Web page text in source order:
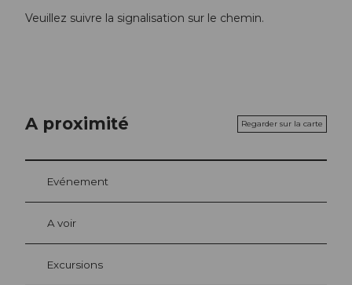
Veuillez suivre la signalisation sur le chemin.
A proximité Regarder sur la carte
Evénement
A voir
Excursions